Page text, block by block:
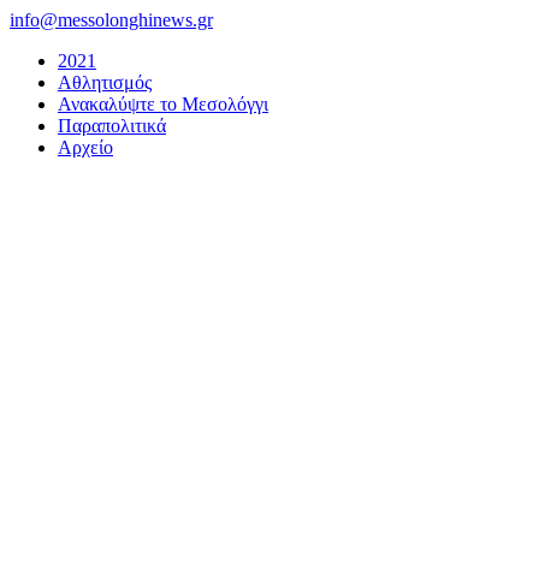
Μετάβαση
περιεχόμενο
info@messolonghinews.gr
2021
Αθλητισμός
Ανακαλύψτε το Μεσολόγγι
Παραπολιτικά
Αρχείο